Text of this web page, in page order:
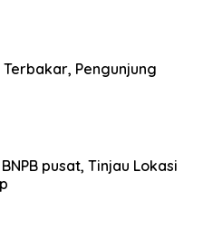
Pengunjung
pusat, Tinjau Lokasi